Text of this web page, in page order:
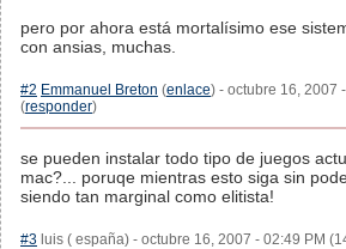
pero por ahora está mortalísimo ese
con ansias, muchas.
#2 Emmanuel Breton (enlace) - octubre 16, 2007
(responder)
se pueden instalar todo tipo de juegos
mac?... poruqe mientras esto siga sin
siendo tan marginal como elitista!
#3 luis ( españa) - octubre 16, 2007 - 02:49 PM